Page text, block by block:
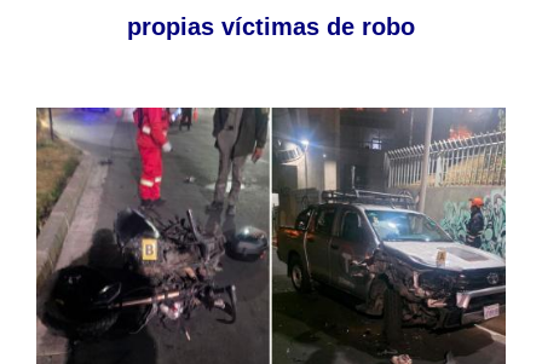
propias víctimas de robo